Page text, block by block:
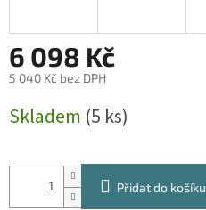
6 098 Kč
5 040 Kč bez DPH
cena:
Skladem (5 ks)
Přidat do košíku